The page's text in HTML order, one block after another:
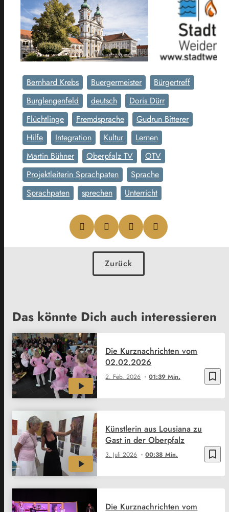
Bernhard Krebs Buergermeister
Bürgertreff
Burglengenfeld
deutsch
Doris Dürr
Flüchtlinge
Fremdsprache
Gudrun Bitterer
Hilfe
Integration Kultur
Lernen
Martin Bühner
Oberpfalz TV
OTV
Projektleiterin Sprachpaten
Sprache
Sprachpaten
sprechen Unterricht
Zurück
Das könnte Dich auch interessieren
bookmark_border
2. Feb. 2026 01:39 Min.
Die Kurznachrichten vom
02.02.2026
bookmark_border
3. Juli 2026 00:38 Min.
Künstlerin aus Lousiana zu
Gast in der Oberpfalz
Die Kurznachrichten vom